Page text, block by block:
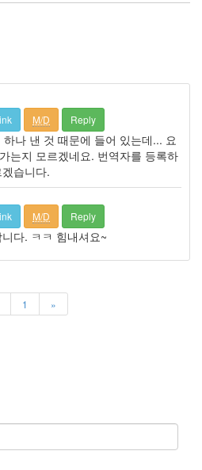
M/D Reply
나 낸 것 때문에 들어 있는데... 요
는지 모르겠네요. 번역자를 등록하
습니다.
M/D Reply
다. ㅋㅋ 힘내셔요~
1 »